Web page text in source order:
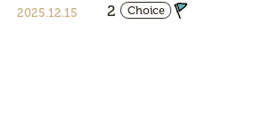
2025.12.15 2 Choice